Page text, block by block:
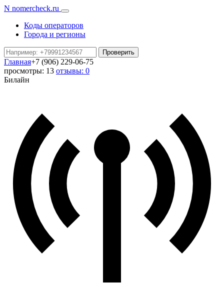
N nomercheck.ru
Коды операторов
Города и регионы
Проверить
Главная+7 (906) 229-06-75
просмотры: 13 отзывы: 0
Билайн